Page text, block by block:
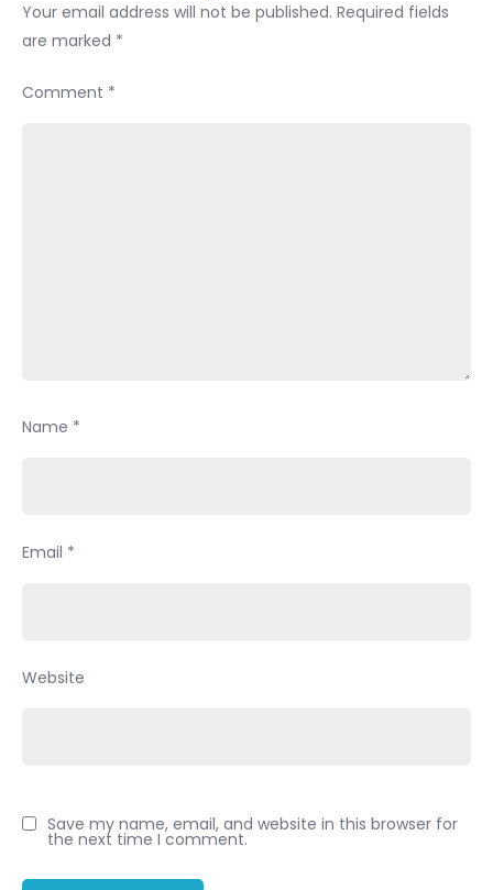
Your email address will not be published. Required fields
are marked *
Comment *
Name *
Email *
Website
Save my name, email, and website in this browser for
the next time I comment.